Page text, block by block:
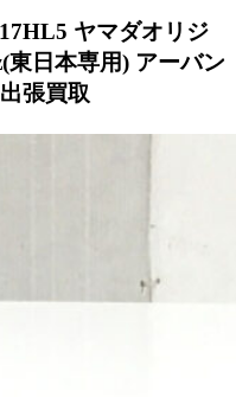
ヤマダオリジ
東日本専用) アーバン
張買取